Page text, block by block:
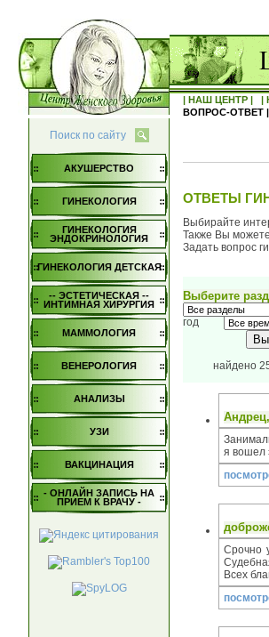
| НАШ ЦЕНТР | |
ВОПРОС-ОТВЕТ |
Поиск по сайту
АКУШЕРСТВО
ГИНЕКОЛОГИЯ
ГИНЕКОЛОГИЯ
ЭНДОКРИНОЛОГИЯ
ГИНЕКОЛОГИЯ ДЕТСКАЯ
-- ЭСТЕТИЧЕСКАЯ --
ИНТИМНАЯ ХИРУРГИЯ
МАММОЛОГИЯ
ВЕНЕРОЛОГИЯ
АНАЛИЗЫ
УЗИ
ВАКЦИНАЦИЯ
- ОНЛАЙН ЗАПИСЬ НА
ПРИЕМ К ВРАЧУ -
ОТВЕТЫ
Выбирайте
Также Вы
Задать вопрос
Выберите
год
найдено
Андрец
я вошел
Срочно
Всех